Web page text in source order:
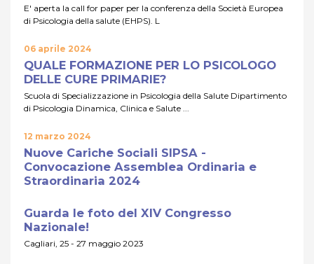
E' aperta la call for paper per la conferenza della Società Europea
di Psicologia della salute (EHPS). L
06 aprile 2024
QUALE FORMAZIONE PER LO PSICOLOGO
DELLE CURE PRIMARIE?
Scuola di Specializzazione in Psicologia della Salute Dipartimento
di Psicologia Dinamica, Clinica e Salute ...
12 marzo 2024
Nuove Cariche Sociali SIPSA -
Convocazione Assemblea Ordinaria e
Straordinaria 2024
Guarda le foto del XIV Congresso
Nazionale!
Cagliari, 25 - 27 maggio 2023